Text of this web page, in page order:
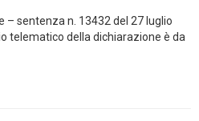
– sentenza n. 13432 del 27 luglio
telematico della dichiarazione è da